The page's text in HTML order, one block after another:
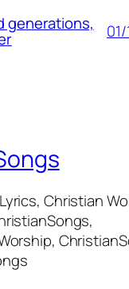
generations,
Christian